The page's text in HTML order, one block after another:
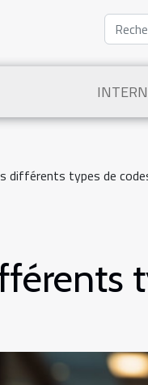
différents types de